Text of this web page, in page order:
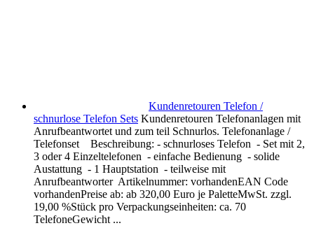
Kundenretouren Telefon /
schnurlose Telefon Sets Kundenretouren Telefonanlagen mit
Anrufbeantwortet und zum teil Schnurlos. Telefonanlage /
Telefonset Beschreibung: - schnurloses Telefon - Set mit 2,
3 oder 4 Einzeltelefonen - einfache Bedienung - solide
Austattung - 1 Hauptstation - teilweise mit
Anrufbeantworter Artikelnummer: vorhandenEAN Code
vorhandenPreise ab: ab 320,00 Euro je PaletteMwSt. zzgl.
19,00 %Stück pro Verpackungseinheiten: ca. 70
TelefoneGewicht ...